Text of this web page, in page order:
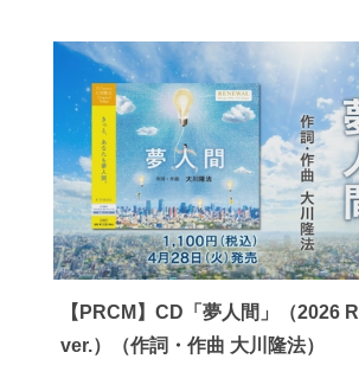
【PRCM】CD「夢人間」（2026
ver.）（作詞・作曲 大川隆法）